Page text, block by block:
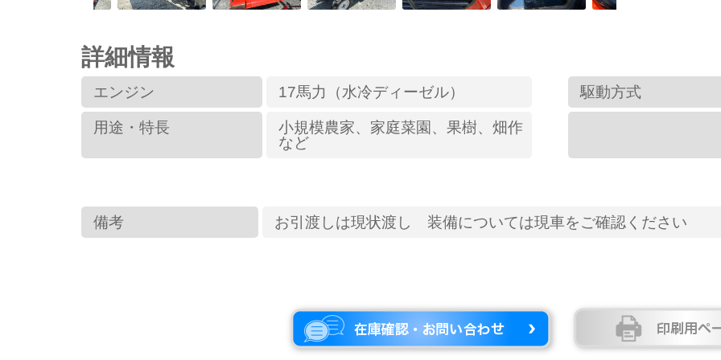
詳細情報
エンジン 17馬力（水冷ディーゼル） 駆動方式
用途・特長
小規模農家、家庭菜園、果樹、畑作
など
備考 お引渡しは現状渡し 装備については現車をご確認ください